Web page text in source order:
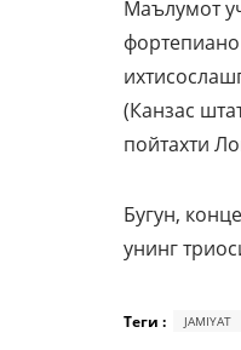
Маълумот
(Канзас
пойтахти
Бугун,
унинг
Теги : JAMIYAT